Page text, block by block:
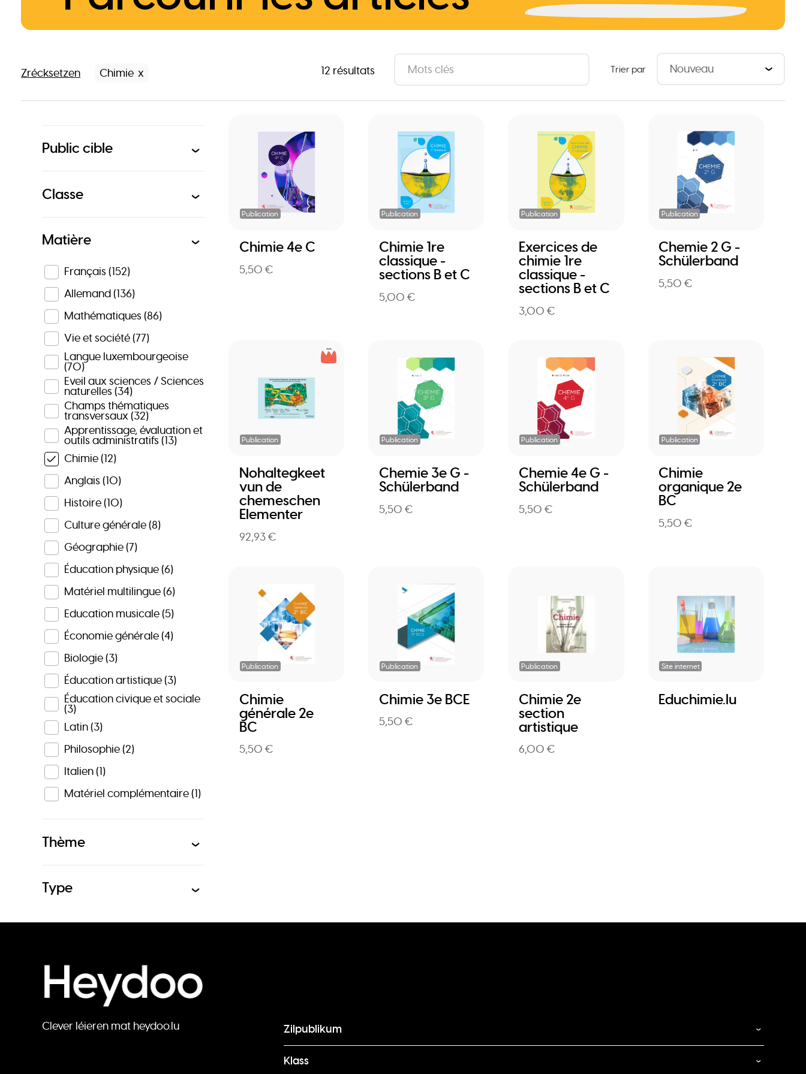
Zrécksetzen Chimie Trier par
12 résultats
Publication
Chimie 4e C
5,50 €
Publication
Chimie 1re
classique -
sections B et C
5,00 €
Publication
Exercices de
chimie 1re
classique -
sections B et C
3,00 €
Publication
Chemie 2 G -
Schülerband
5,50 €
Publication
Nohaltegkeet
vun de
chemeschen
Elementer
92,93 €
Publication
Chemie 3e G -
Schülerband
5,50 €
Publication
Chemie 4e G -
Schülerband
5,50 €
Publication
Chimie
organique 2e
BC
5,50 €
Publication
Chimie
générale 2e
BC
5,50 €
Publication
Chimie 3e BCE
5,50 €
Publication
Chimie 2e
section
artistique
6,00 €
Site internet
Educhimie.lu
Public cible
Classe
Matière
Français (152)
Allemand(136)
Mathématiques (86)
Vie et société(77)
Langue luxembourgeoise
(70)
Eveil aux sciences / Sciences
naturelles (34)
Champs thématiques
transversaux (32)
Apprentissage, évaluation et
outils administratifs (13)
Chimie(12)
Anglais (10)
Histoire(10)
Culture générale(8)
Géographie(7)
Éducation physique(6)
Matériel multilingue(6)
Education musicale(5)
Économie générale(4)
Biologie(3)
Éducation artistique(3)
Éducation civique et sociale
(3)
Latin(3)
Philosophie(2)
Italien(1)
Matériel complémentaire(1)
Thème
Type
Clever léieren mat heydoo.lu Zilpublikum
Klass